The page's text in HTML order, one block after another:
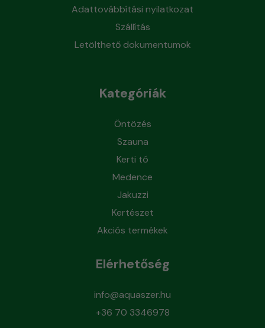
Adattovábbítási nyilatkozat
Szállítás
Letölthető dokumentumok
Kategóriák
Öntözés
Szauna
Kerti tó
Medence
Jakuzzi
Kertészet
Akciós termékek
Elérhetőség
info@aquaszer.hu
+36 70 3346978